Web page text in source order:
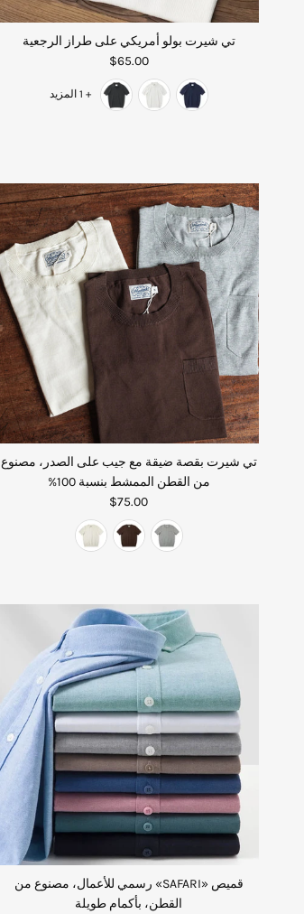
تي شيرت بولو أمريكي على طراز الرجعية
$65.00
+ 1 المزيد
تي شيرت بقصة ضيقة مع جيب على الصدر، مصنوع
من القطن الممشط بنسبة 100%
$75.00
قميص «SAFARI» رسمي للأعمال، مصنوع من
القطن، بأكمام طويلة